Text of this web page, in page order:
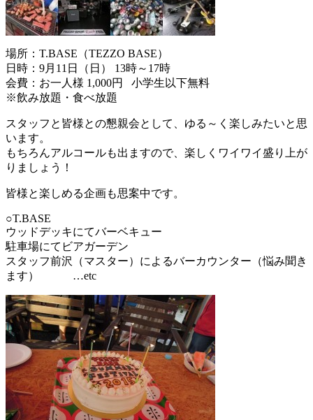
場所：T.BASE（TEZZO BASE）
日時：9月11日（日） 13時～17時
会費：お一人様 1,000円 小学生以下無料
※飲み放題・食べ放題
スタッフと皆様との懇親会として、ゆる～く楽しみたいと思
います。
もちろんアルコールも出ますので、楽しくワイワイ盛り上が
りましょう！
皆様と楽しめる企画も思案中です。
○T.BASE
ウッドデッキにてバーベキュー
駐車場にてビアガーデン
スタッフ前沢（マスター）によるバーカウンター（悩み聞き
ます） …etc